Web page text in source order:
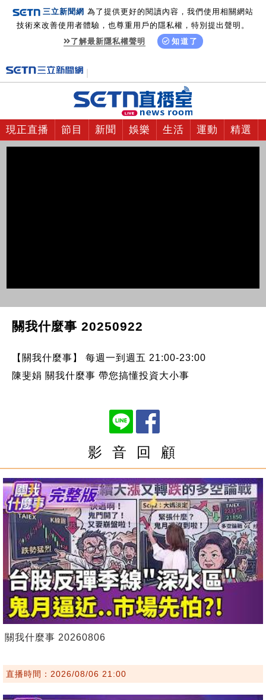
三立新聞網 為了提供更好的閱讀內容，我們使用相關網站
技術來改善使用者體驗，也尊重用戶的隱私權，特別提出聲明。
了解最新隱私權聲明
知道了
現正直播 節目 新聞 娛樂 生活 運動 精選
關我什麼事 20250922
【關我什麼事】 每週一到週五 21:00-23:00
陳斐娟 關我什麼事 帶您搞懂投資大小事
影 音 回 顧
關我什麼事 20260806
直播時間：2026/08/06 21:00